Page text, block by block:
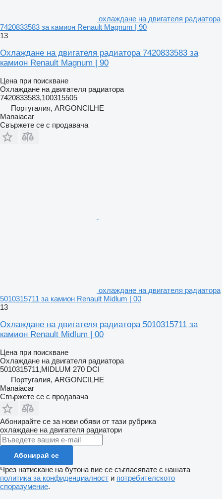
охлаждане на двигателя радиатора
7420833583 за камион Renault Magnum | 90
13
Охлаждане на двигателя радиатора 7420833583 за
камион Renault Magnum | 90
Цена при поискване
Охлаждане на двигателя радиатора
7420833583,100315505
Португалия, ARGONCILHE
Manaiacar
Свържете се с продавача
охлаждане на двигателя радиатора
5010315711 за камион Renault Midlum | 00
13
Охлаждане на двигателя радиатора 5010315711 за
камион Renault Midlum | 00
Цена при поискване
Охлаждане на двигателя радиатора
5010315711,MIDLUM 270 DCI
Португалия, ARGONCILHE
Manaiacar
Свържете се с продавача
Абонирайте се за нови обяви от тази рубрика
охлаждане на двигателя радиатори
Абонирай се
Чрез натискане на бутона вие се съгласявате с нашата
политика за конфиденциалност и потребителското
споразумение.